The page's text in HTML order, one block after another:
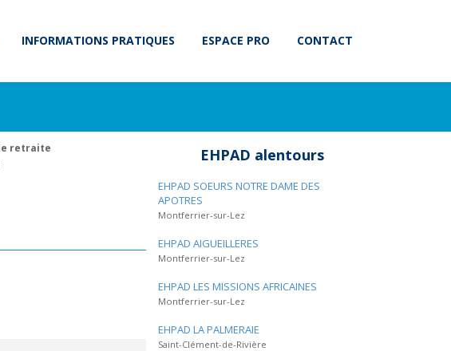
INFORMATIONS PRATIQUES ESPACE PRO CONTACT
retraite
EHPAD alentours
EHPAD SOEURS NOTRE DAME DES
APOTRES
Montferrier-sur-Lez
EHPAD AIGUEILLERES
Montferrier-sur-Lez
EHPAD LES MISSIONS AFRICAINES
Montferrier-sur-Lez
EHPAD LA PALMERAIE
Saint-Clément-de-Rivière